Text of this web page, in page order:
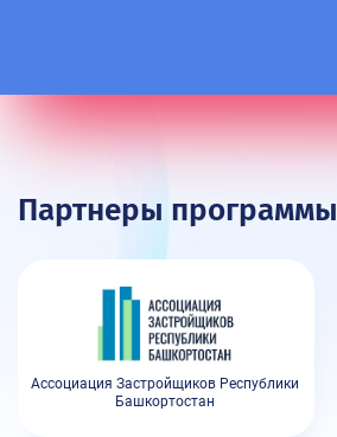
Партнеры программы
Ассоциация Застройщиков Республики
Башкортостан